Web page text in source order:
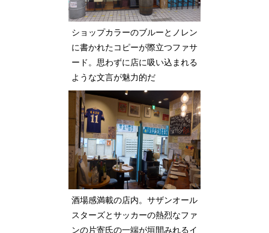
ショップカラーのブルーとノレン
に書かれたコピーが際立つファサ
ード。思わずに店に吸い込まれる
ような文言が魅力的だ
酒場感満載の店内。サザンオール
スターズとサッカーの熱烈なファ
ンの片寄氏の一端が垣間みれるイ